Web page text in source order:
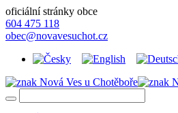
oficiální stránky obce
604 475 118
obec@novavesuchot.cz